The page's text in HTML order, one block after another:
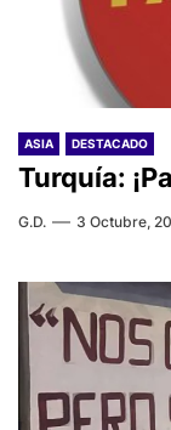
ASIA DESTACADO
Turquía:
G.D. 3 Octubre,